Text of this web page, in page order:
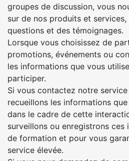
groupes de discussion, vous
sur de nos produits et
questions et des témoignages.
Lorsque vous choisissez de
promotions, événements ou
les informations que vous
participer.
Si vous contactez notre
recueillons les informations
dans le cadre de cette
surveillons ou enregistrons
de formation et pour vous
service élevée.